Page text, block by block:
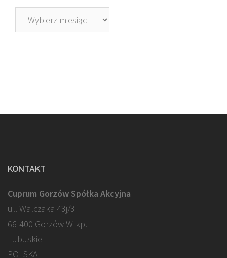
Archiwa
KONTAKT
Cuprum Gorzów Spółka Akcyjna
ul. Walczaka 43j/3
66-400 Gorzów Wlkp.
Lubuskie
POLSKA